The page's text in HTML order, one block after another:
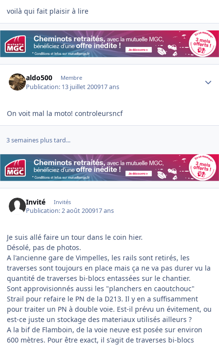
voilà qui fait plaisir à lire
aldo500 Membre
Publication: 13 juillet 200917 ans
On voit mal la moto! controleursncf
3 semaines plus tard...
Invité Invités
Publication:2 août 200917 ans
Je suis allé faire un tour dans le coin hier.
Désolé, pas de photos.
A l'ancienne gare de Vimpelles, les rails sont retirés, les
traverses sont toujours en place mais ça ne va pas durer vu la
quantité de traverses bi-blocs entassées sur le chantier.
Sont approvisionnés aussi les "planchers en caoutchouc"
Strail pour refaire le PN de la D213. Il y en a suffisamment
pour traiter un PN à double voie. Est-il prévu un évitement, ou
est-ce juste un stockage des materiaux utilisés ailleurs ?
A la bif de Flamboin, de la voie neuve est posée sur environ
600 mètres. Pour être exact, il s'agit de traverses bi-blocs